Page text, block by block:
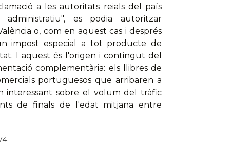
a les autoritats reials del país
es podia autoritzar
o, com en aquest cas i després
impost especial a tot producte de
I aquest és l'origen i contingut del
complementària: els llibres de
portuguesos que arribaren a
interessant sobre el volum del tràfic
de finals de l'edat mitjana entre